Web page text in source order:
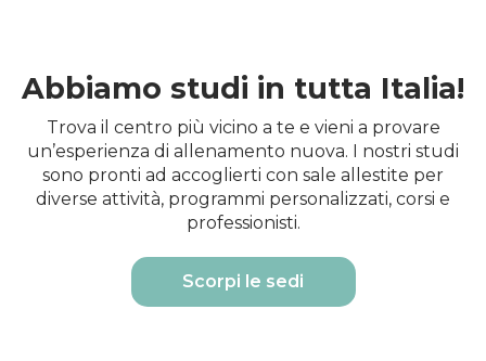
Abbiamo studi in tutta Italia!
Trova il centro più vicino a te e vieni a provare
un’esperienza di allenamento nuova. I nostri studi
sono pronti ad accoglierti con sale allestite per
diverse attività, programmi personalizzati, corsi e
professionisti.
Scorpi le sedi